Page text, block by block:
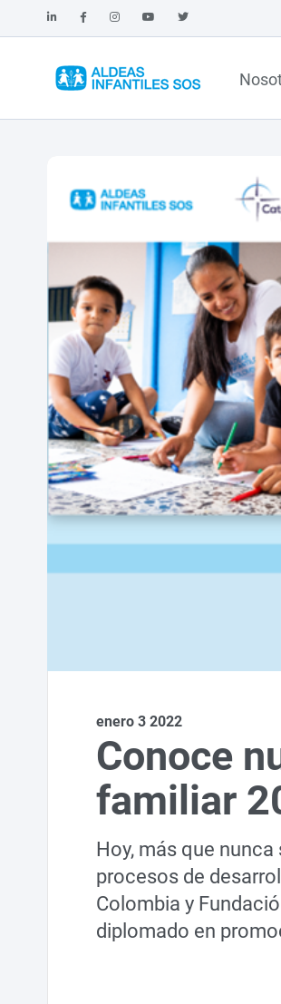
enero 3 2022
Conoce
familiar
Hoy, más que
procesos de
Colombia y
diplomado en